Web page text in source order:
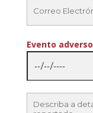
Evento adverso